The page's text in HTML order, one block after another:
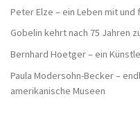
Peter Elze – ein Leben mit
Gobelin kehrt nach 75 Jahren
Bernhard Hoetger – ein
Paula Modersohn-Becker –
amerikanische Museen